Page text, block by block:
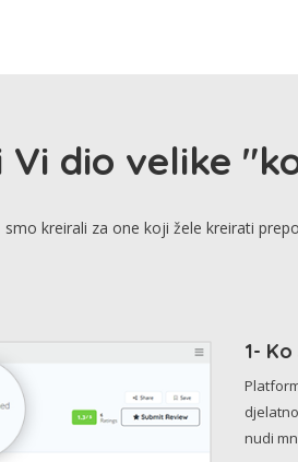
Vi dio velike
kreirali za one koji žele kreirati
1-
nudi